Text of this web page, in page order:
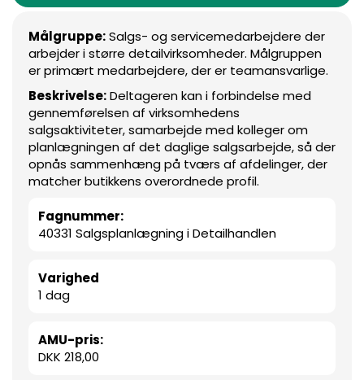
Målgruppe:Salgs- og servicemedarbejdere der
arbejder i større detailvirksomheder. Målgruppen
er primært medarbejdere, der er teamansvarlige.
Beskrivelse:Deltageren kan i forbindelse med
gennemførelsen af virksomhedens
salgsaktiviteter, samarbejde med kolleger om
planlægningen af det daglige salgsarbejde, så der
opnås sammenhæng på tværs af afdelinger, der
matcher butikkens overordnede profil.
Fagnummer:
40331 Salgsplanlægning i Detailhandlen
Varighed
1 dag
AMU-pris:
DKK 218,00